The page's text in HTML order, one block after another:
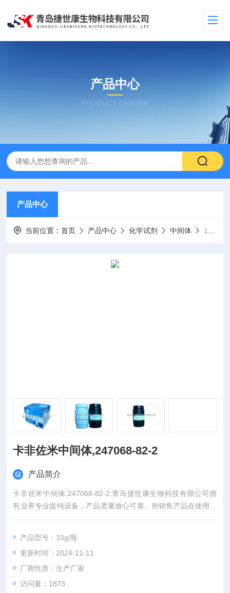
产品中心
PRODUCT CENTER
产品中心
当前位置：首页 产品中心 化学试剂 中间体 10g/瓶卡非佐米中间体,247068-82-2
卡非佐米中间体,247068-82-2
产品简介
卡非佐米中间体,247068-82-2;青岛捷世康生物科技有限公司拥
有业界专业提纯设备，产品质量放心可靠。所销售产品在使用中
如出现实际含量与产品外包标示不*可全额退款。同时代理：中检
机、电脑、平板电脑等）。
产品型号：10g/瓶
更新时间：2024-11-11
厂商性质：生产厂家
访问量：1873